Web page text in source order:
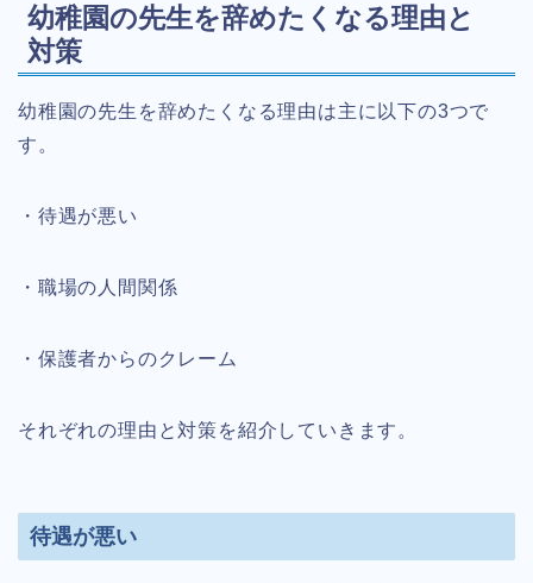
幼稚園の先生を辞めたくなる理由と
対策
幼稚園の先生を辞めたくなる理由は主に以下の3つで
す。
・待遇が悪い
・職場の人間関係
・保護者からのクレーム
それぞれの理由と対策を紹介していきます。
待遇が悪い